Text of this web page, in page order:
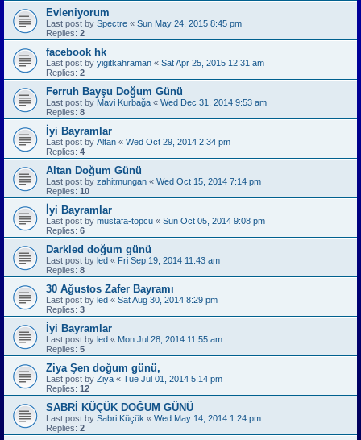
Evleniyorum
Last post by Spectre « Sun May 24, 2015 8:45 pm
Replies: 2
facebook hk
Last post by yigitkahraman « Sat Apr 25, 2015 12:31 am
Replies: 2
Ferruh Bayşu Doğum Günü
Last post by Mavi Kurbağa « Wed Dec 31, 2014 9:53 am
Replies: 8
İyi Bayramlar
Last post by Altan « Wed Oct 29, 2014 2:34 pm
Replies: 4
Altan Doğum Günü
Last post by zahitmungan « Wed Oct 15, 2014 7:14 pm
Replies: 10
İyi Bayramlar
Last post by mustafa-topcu « Sun Oct 05, 2014 9:08 pm
Replies: 6
Darkled doğum günü
Last post by led « Fri Sep 19, 2014 11:43 am
Replies: 8
30 Ağustos Zafer Bayramı
Last post by led « Sat Aug 30, 2014 8:29 pm
Replies: 3
İyi Bayramlar
Last post by led « Mon Jul 28, 2014 11:55 am
Replies: 5
Ziya Şen doğum günü,
Last post by Ziya « Tue Jul 01, 2014 5:14 pm
Replies: 12
SABRİ KÜÇÜK DOĞUM GÜNÜ
Last post by Sabri Küçük « Wed May 14, 2014 1:24 pm
Replies: 2